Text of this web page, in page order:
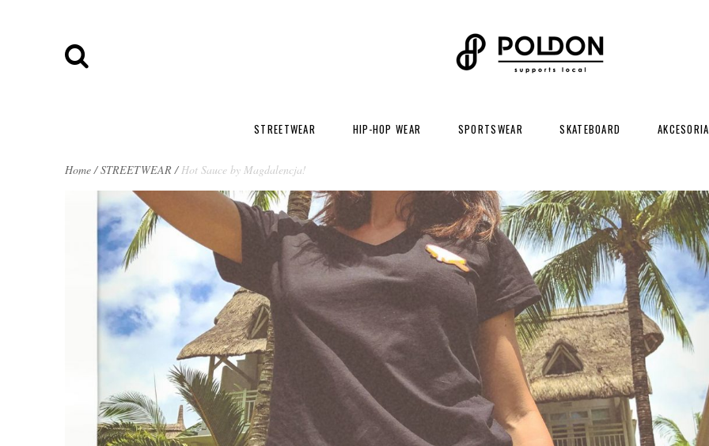
STREETWEAR HIP-HOP WEAR SPORTSWEAR SKATEBOARD AKCESORIA
BREADCRUMBS
NAVIGATION
Home/ STREETWEAR/ Hot Sauce by Magdalencja!